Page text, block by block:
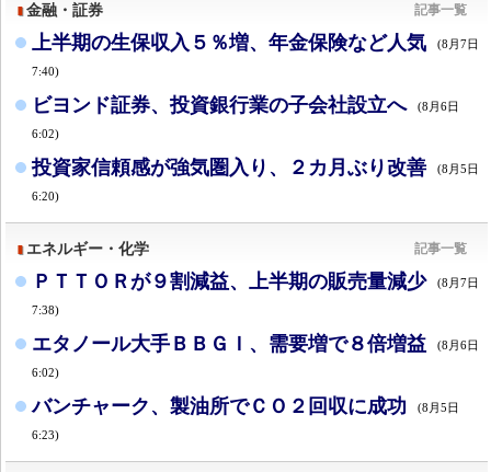
金融・証券 記事一覧
上半期の生保収入５％増、年金保険など人気 (8月7日
7:40)
ビヨンド証券、投資銀行業の子会社設立へ (8月6日
6:02)
投資家信頼感が強気圏入り、２カ月ぶり改善 (8月5日
6:20)
エネルギー・化学 記事一覧
ＰＴＴＯＲが９割減益、上半期の販売量減少 (8月7日
7:38)
エタノール大手ＢＢＧＩ、需要増で８倍増益 (8月6日
6:02)
バンチャーク、製油所でＣＯ２回収に成功 (8月5日
6:23)